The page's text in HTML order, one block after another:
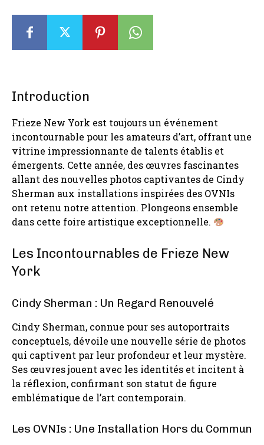
Introduction
Frieze New York est toujours un événement
incontournable pour les amateurs d’art, offrant une
vitrine impressionnante de talents établis et
émergents. Cette année, des œuvres fascinantes
allant des nouvelles photos captivantes de Cindy
Sherman aux installations inspirées des OVNIs
ont retenu notre attention. Plongeons ensemble
dans cette foire artistique exceptionnelle.
Les Incontournables de Frieze New
York
Cindy Sherman : Un Regard Renouvelé
Cindy Sherman, connue pour ses autoportraits
conceptuels, dévoile une nouvelle série de photos
qui captivent par leur profondeur et leur mystère.
Ses œuvres jouent avec les identités et incitent à
la réflexion, confirmant son statut de figure
emblématique de l’art contemporain.
Les OVNIs : Une Installation Hors du Commun